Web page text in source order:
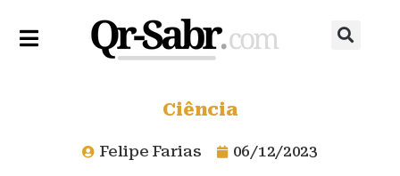
Ciência
Felipe Farias 06/12/2023